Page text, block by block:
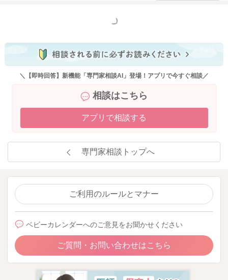
もっと見る
＼【即時回答】新機能「専門家相談AI」登場！アプリで今すぐ相談／
相談はこちら
アプリで相談する
専門家相談トップへ
ご利用のルールとマナー
ベビーカレンダーへのご意見をお聞かせください
ご質問・お問い合わせはこちら